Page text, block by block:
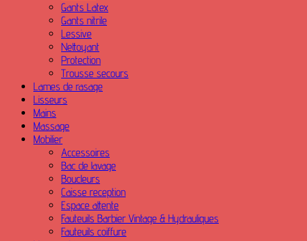
Gants Latex
Gants nitrile
Lessive
Nettoyant
Protection
Trousse secours
Lames de rasage
Lisseurs
Mains
Massage
Mobilier
Accessoires
Bac de lavage
Boucleurs
Caisse reception
Espace attente
Fauteuils Barbier Vintage & Hydrauliques
Fauteuils coiffure